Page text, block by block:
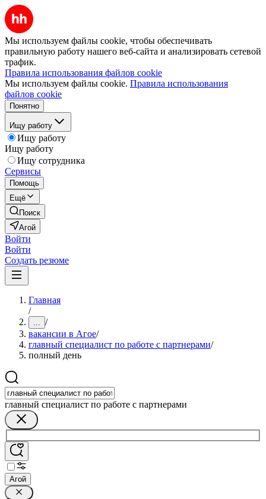
Мы используем файлы cookie, чтобы обеспечивать
правильную работу нашего веб-сайта и анализировать сетевой
трафик.
Правила использования файлов cookie
Мы используем файлы cookie. Правила использования
файлов cookie
Понятно
Ищу работу
Ищу работу
Ищу работу
Ищу сотрудника
Сервисы
Помощь
Ещё
Поиск
Агой
Войти
Войти
Создать резюме
Главная
/
... /
вакансии в Агое/
главный специалист по работе с партнерами/
полный день
главный специалист по работе с партнерами
Агой